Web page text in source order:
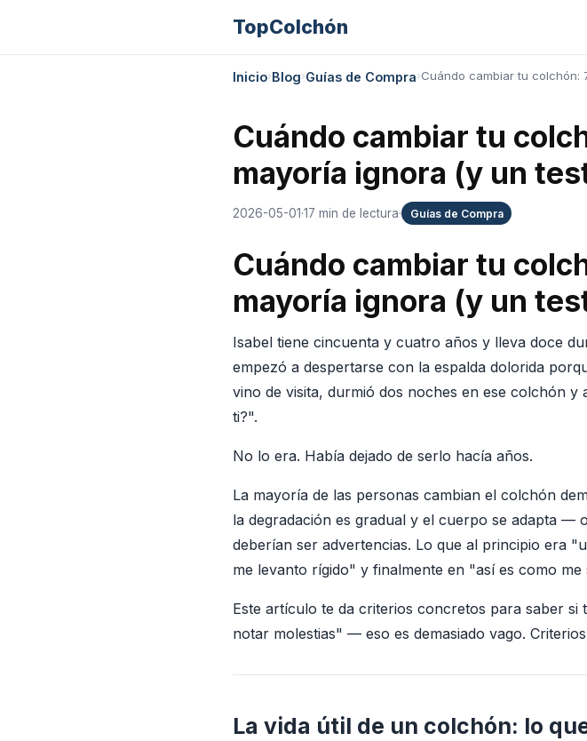
TopColchón
Inicio›Blog›Guías de Compra›Cuándo cambiar tu colchón:
Cuándo cambiar tu
mayoría ignora (y un
2026-05-01·17 min de lectura· Guías de Compra
Cuándo cambiar tu
mayoría ignora (y un
Isabel tiene cincuenta y cuatro años y lleva doce
empezó a despertarse con la espalda dolorida
vino de visita, durmió dos noches en ese colchón
ti?".
No lo era. Había dejado de serlo hacía años.
La mayoría de las personas cambian el colchón
la degradación es gradual y el cuerpo se adapta —
deberían ser advertencias. Lo que al principio era
me levanto rígido" y finalmente en "así es como
Este artículo te da criterios concretos para saber
notar molestias" — eso es demasiado vago.
La vida útil de un colchón: lo